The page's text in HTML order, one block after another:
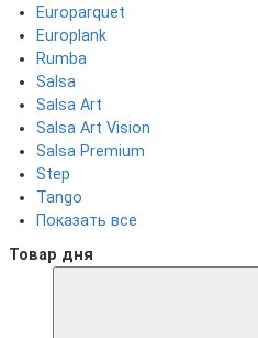
Europarquet
Europlank
Rumba
Salsa
Salsa Art
Salsa Art Vision
Salsa Premium
Step
Tango
Показать все
Товар дня